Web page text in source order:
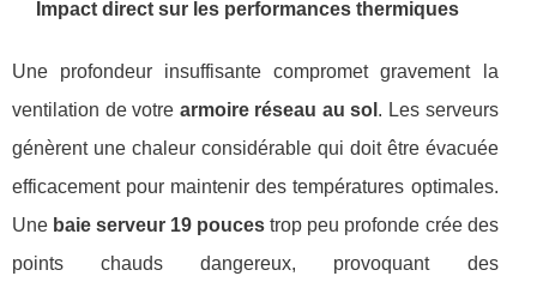
Impact direct sur les performances thermiques
Une profondeur insuffisante compromet gravement la
ventilation de votre armoire réseau au sol . Les serveurs
génèrent une chaleur considérable qui doit être évacuée
efficacement pour maintenir des températures optimales.
Une baie serveur 19 pouces trop peu profonde crée des
points chauds dangereux, provoquant des